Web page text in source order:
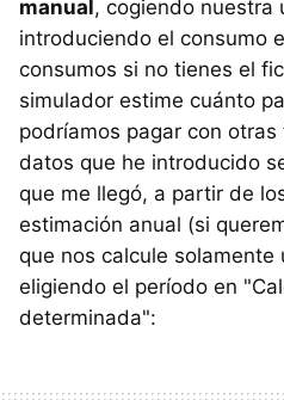
manual, cogiendo nuestra
introduciendo el consumo
consumos si no tienes el
simulador estime cuánto
podríamos pagar con
datos que he introducido
que me llegó, a partir de
estimación anual (si
que nos calcule solamente
eligiendo el período en
determinada":